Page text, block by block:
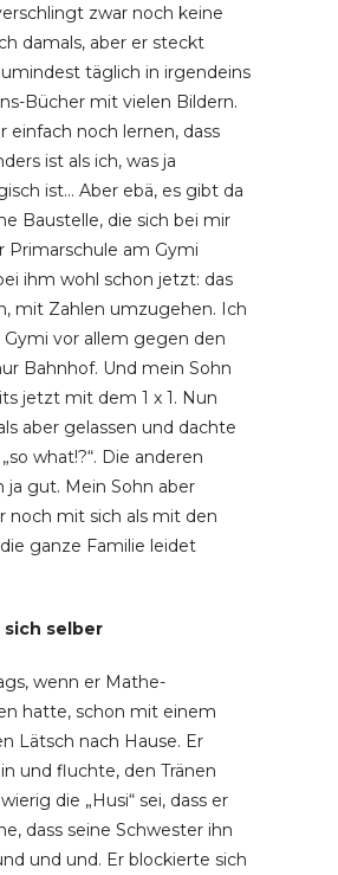
zwar noch keine
damals, aber er steckt
täglich in irgendeins
Bücher mit vielen Bildern.
einfach noch lernen, dass
ist als ich, was ja
ist… Aber ebä, es gibt da
Baustelle, die sich bei mir
Primarschule am Gymi
ihm wohl schon jetzt: das
mit Zahlen umzugehen. Ich
vor allem gegen den
Bahnhof. Und mein Sohn
jetzt mit dem 1 x 1. Nun
aber gelassen und dachte
what!?“. Die anderen
ja gut. Mein Sohn aber
noch mit sich als mit den
ganze Familie leidet
selber
wenn er Mathe-
hatte, schon mit einem
Lätsch nach Hause. Er
und fluchte, den Tränen
die „Husi“ sei, dass er
dass seine Schwester ihn
und und. Er blockierte sich